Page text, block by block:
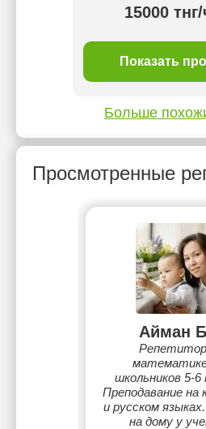
15000
Показать
Больше
Просмотренные
Айман
школьников 5-6
Преподавание на
и русском
на дому у